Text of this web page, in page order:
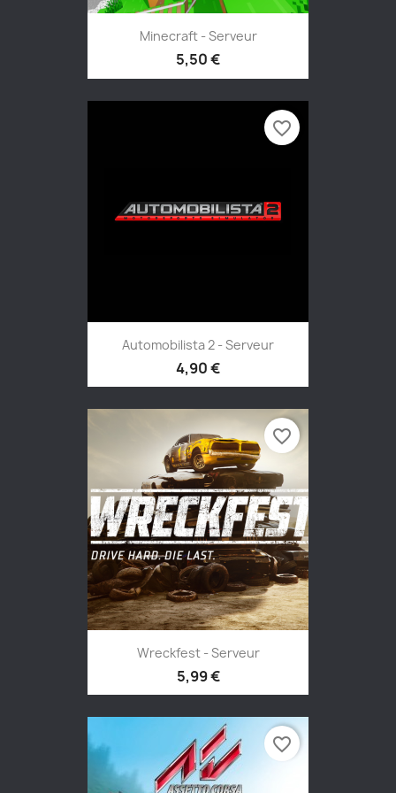
Minecraft - Serveur
5,50 €
Automobilista 2 - Serveur
4,90 €
favorite_border
Wreckfest - Serveur
5,99 €
favorite_border
favorite_border